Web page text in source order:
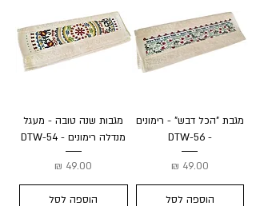
מגבת "הכל דבש" - רימונים
- DTW-56
מחיר
הוספה לסל
מגבות שנה טובה - מעגל
מנדלה רימונים - DTW-54
מחיר
הוספה לסל